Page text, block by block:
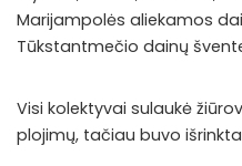
Marijampolės aliekamos
Tūkstantmečio dainų
Visi kolektyvai sulaukė
plojimų, tačiau buvo